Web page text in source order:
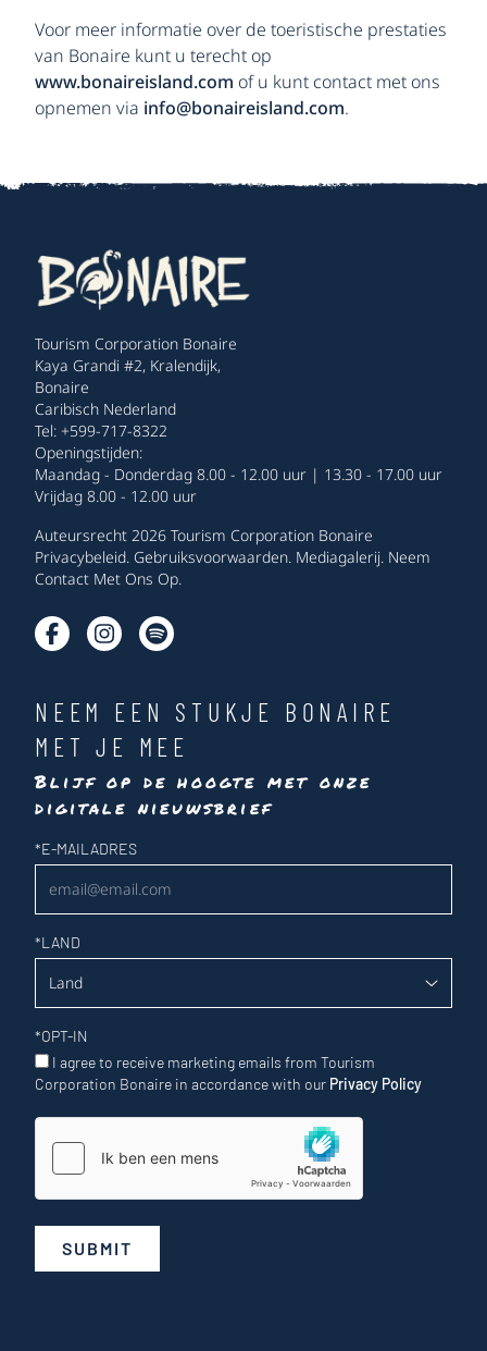
Voor meer informatie over de toeristische prestaties
van Bonaire kunt u terecht op
www.bonaireisland.com of u kunt contact met ons
opnemen via info@bonaireisland.com.
Tourism Corporation Bonaire
Kaya Grandi #2, Kralendijk,
Bonaire
Caribisch Nederland
Tel: +599-717-8322
Openingstijden:
Maandag - Donderdag 8.00 - 12.00 uur | 13.30 - 17.00 uur
Vrijdag 8.00 - 12.00 uur
Auteursrecht 2026 Tourism Corporation Bonaire
Privacybeleid. Gebruiksvoorwaarden. Mediagalerij. Neem
Contact Met Ons Op.
NEEM EEN STUKJE BONAIRE
MET JE MEE
Blijf op de hoogte met onze
digitale nieuwsbrief
Nieuwsbrief
*E-MAILADRES
*LAND
*OPT-IN
I agree to receive marketing emails from Tourism
Corporation Bonaire in accordance with our Privacy Policy
SUBMIT